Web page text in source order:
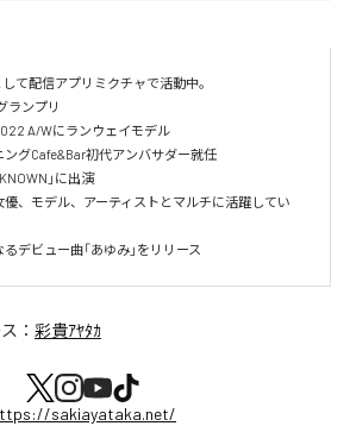
て配信アプリミクチャで活動中。
ランプリ
A/Wにランウェイモデル
ングCafe&Bar初代アンバサダー就任
」に出演
、モデル、アーティストとマルチに活躍してい
デビュー曲「あゆみ」をリリース
： 彩貴ｱﾔﾀｶ
sakiayataka.net/